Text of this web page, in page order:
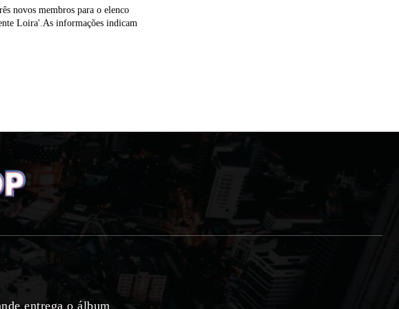
novos membros para o elenco
Loira'.As informações indicam
entrega o álbum